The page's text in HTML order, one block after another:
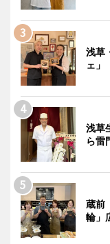
浅草
ェ」
浅草
ら雷
蔵前
輪」